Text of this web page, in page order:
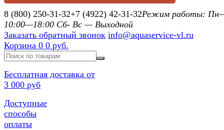
8 (800) 250-31-32+7 (4922) 42-31-32Режим работы:
10:00—18:00 Сб- Вс — Выходной
Заказать обратный звонок info@aquaservice-vl.ru
Корзина 0 0 руб.
Бесплатная доставка от
3 000 руб
Доступные
способы
оплаты